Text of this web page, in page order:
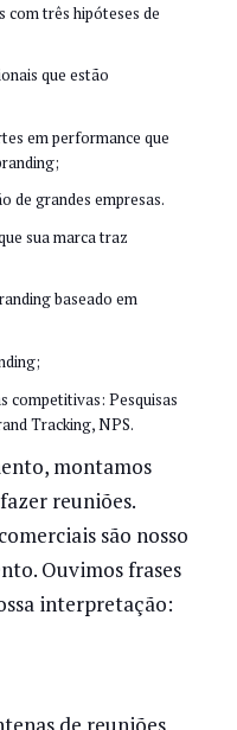
com três hipóteses de
que estão
em performance que
de grandes empresas.
sua marca traz
baseado em
competitivas: Pesquisas
Tracking, NPS.
montamos
reuniões.
são nosso
Ouvimos frases
interpretação: